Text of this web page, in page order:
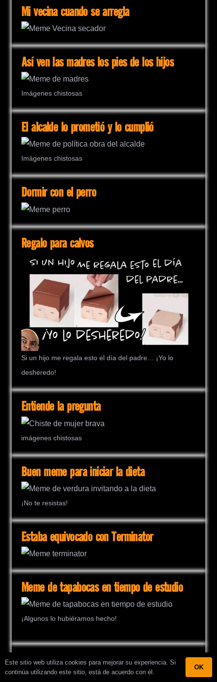
Mi vecina cuando se arregla
Así ven las madres los pies de los hijos
Imágenes chistosas
El alcalde lo prometió y lo cumplió
Imágenes chistosas
Dormir con el perro
Regalo para calvos
Si un hijo me regala esto el día del padre… ¡Yo lo
desheredo!
Entiende la pregunta
imágenes chistosas
Buen meme para iniciar la dieta
¡No te resistas!
Estaba equivocado con Terminator
Meme de tapabocas en tiempo de estudio
¡Algunos lo hubiéramos hecho!
Diversión cafetera
Este sitio web utiliza cookies para mejorar su experiencia. Si
continúa utilizando este sitio, está de acuerdo con él.
OK